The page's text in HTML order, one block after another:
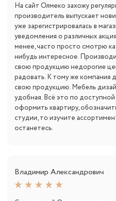
На сайт Олмеко захожу
производитель выпускает
уже зарегистрировалась в
уведомления о различных
менее, часто просто смотрю
нибудь интересное.
свою продукцию недорогие
радовать. К тому же компания
свою продукцию. Мебель
удобная. Всё это по
оформить квартиру,
студии, то изучите
останетесь.
Владимир Александрович